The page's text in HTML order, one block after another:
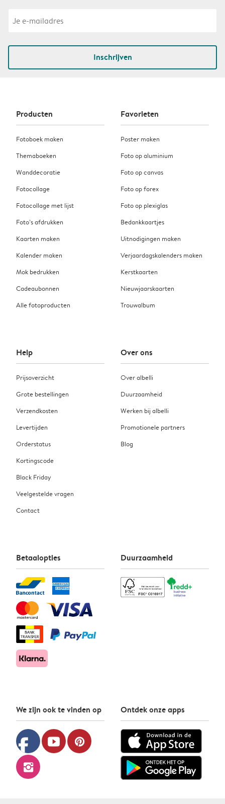
Inschrijven
Producten
Fotoboek maken
Themaboeken
Wanddecoratie
Fotocollage
Fotocollage met lijst
Foto’s afdrukken
Kaarten maken
Kalender maken
Mok bedrukken
Cadeaubonnen
Alle fotoproducten
Favorieten
Poster maken
Foto op aluminium
Foto op canvas
Foto op forex
Foto op plexiglas
Bedankkaartjes
Uitnodigingen maken
Verjaardagskalenders maken
Kerstkaarten
Nieuwjaarskaarten
Trouwalbum
Help
Prijsoverzicht
Grote bestellingen
Verzendkosten
Levertijden
Orderstatus
Kortingscode
Black Friday
Veelgestelde vragen
Contact
Over ons
Over albelli
Duurzaamheid
Werken bij albelli
Promotionele partners
Blog
Betaalopties Duurzaamheid
We zijn ook te vinden op
facebook youtube pinterest
instagram
Ontdek onze apps